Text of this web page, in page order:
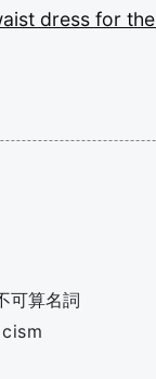
dress for the
可算名詞